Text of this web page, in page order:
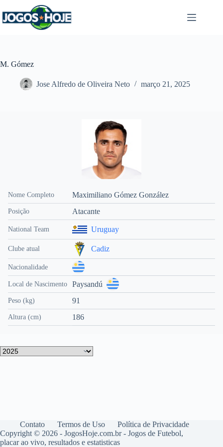
para
o
M. Gómez
Jose Alfredo de Oliveira Neto março 21, 2025
Nome Completo Maximiliano Gómez González
Posição Atacante
National Team Uruguay
Clube atual Cadiz
Nacionalidade
Local de Nascimento Paysandú
Peso (kg) 91
Altura (cm) 186
Contato Termos de Uso
Política de Privacidade
Copyright © 2026 - JogosHoje.com.br - Jogos de Futebol,
placar ao vivo, resultados e estatisticas